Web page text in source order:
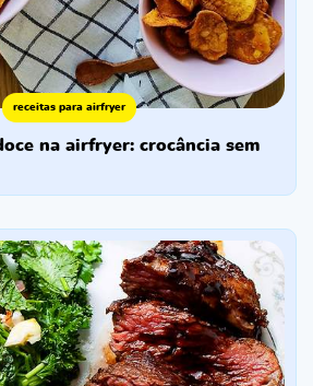
receitas para airfryer